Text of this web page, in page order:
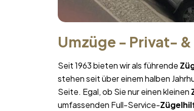
Umzüge - Privat-
Seit 1963 bieten wir als führende
stehen seit über einem halben
Seite. Egal, ob Sie nur einen kleinen
umfassenden Full-Service-